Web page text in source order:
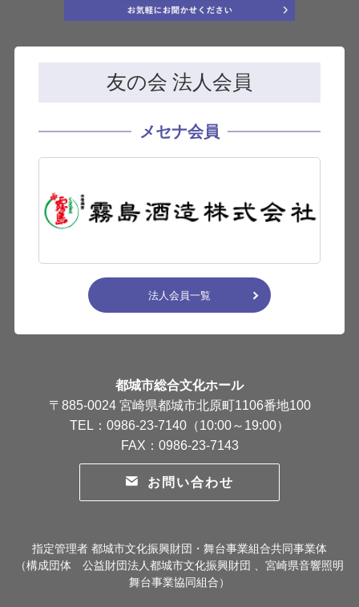
友の会 法人会員
メセナ会員
法人会員一覧
都城市総合文化ホール
〒885-0024 宮崎県都城市北原町1106番地100
TEL：0986-23-7140（10:00～19:00）
FAX：0986-23-7143
お問い合わせ
指定管理者 都城市文化振興財団・舞台事業組合共同事業体
（構成団体 公益財団法人都城市文化振興財団 、宮崎県音響照明
舞台事業協同組合）